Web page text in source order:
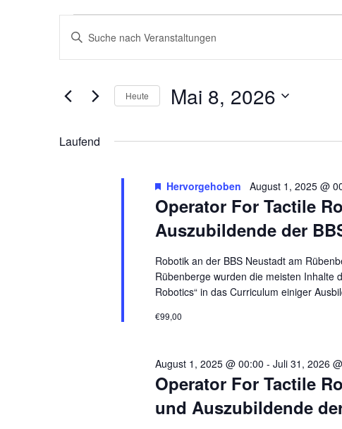
Veranstaltungen
Suche
Navigation
Bitte
Suche
Heute Mai 8, 2026
wählen.
Laufend
Operator For Tactile
Auszubildende der
Hervorgehoben August 1, 2025 @
Robotik an der BBS Neustadt am
Rübenberge wurden die meisten Inhalte
Robotics“ in das Curriculum einiger
€99,00
Operator For Tactile
und Auszubildende
August 1, 2025 @ 00:00 - Juli 31, 2026